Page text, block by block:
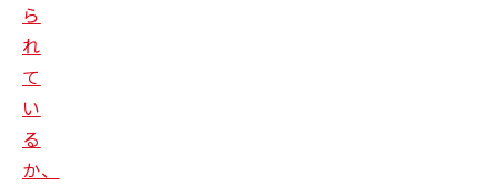
ら
れ
て
い
る
か、